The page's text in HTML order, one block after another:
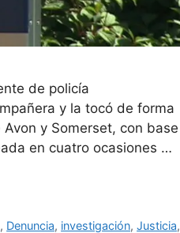
de policía
y la tocó de forma
y Somerset, con base
en cuatro ocasiones …
, Denuncia, investigación,Justicia,